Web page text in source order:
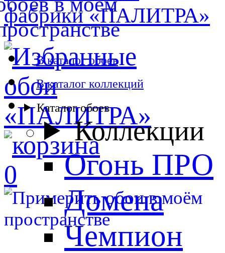
0
В каталог обоев
В каталог коллекций
Каталог обоев
Коллекции
Огонь ПРО
Домена
Чемпион